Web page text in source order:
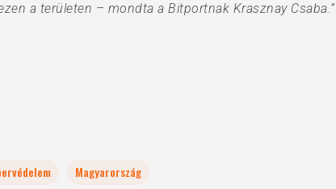
a területen – mondta a Bitportnak Krasznay Csaba.”
Magyarország